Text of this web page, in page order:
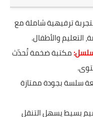
ترفيهية شاملة مع
التعليم والأطفال.
مكتبة ضخمة تُحدّث
سلسة بجودة ممتازة
بسيط يسهل التنقل